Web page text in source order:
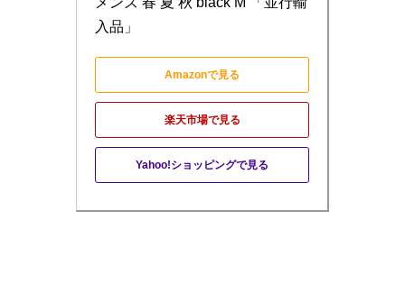
入品」
Amazonで見る
楽天市場で見る
Yahoo!ショッピングで見る